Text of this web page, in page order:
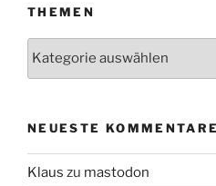
THEMEN
Themen
NEUESTE KOMMENTARE
Klaus zu mastodon